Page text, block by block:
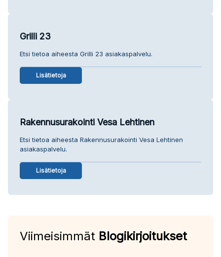
Grilli 23
Etsi tietoa aiheesta Grilli 23 asiakaspalvelu.
Lisätietoja
Rakennusurakointi Vesa Lehtinen
Etsi tietoa aiheesta Rakennusurakointi Vesa Lehtinen
asiakaspalvelu.
Lisätietoja
Viimeisimmät Blogikirjoitukset